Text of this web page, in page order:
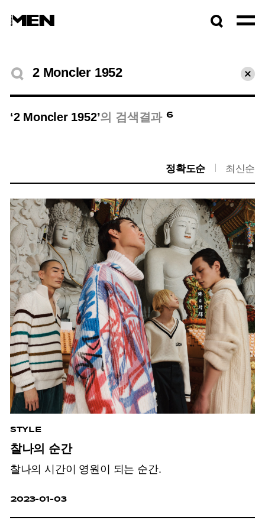
검색결과
초기
‘2 Moncler 1952’의 검색결과 6
정확도순 최신순
STYLE
찰나의 순간
찰나의 시간이 영원이 되는 순간.
2023-01-03